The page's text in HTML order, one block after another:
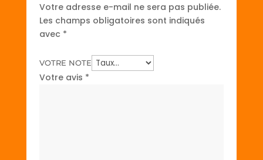
Votre adresse e-mail ne sera pas publiée.
Les champs obligatoires sont indiqués
avec *
VOTRE NOTE
Votre avis *